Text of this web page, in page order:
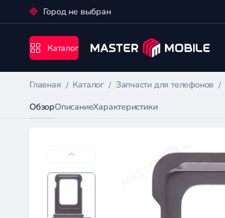
Город не выбран
Каталог
Главная Каталог Запчасти для телефонов
ОбзорОписаниеХарактеристики